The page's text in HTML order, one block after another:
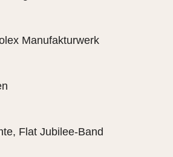
Manufakturwerk
Flat Jubilee-Band